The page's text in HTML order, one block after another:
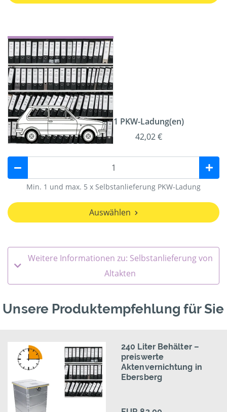
1 PKW-Ladung(en)
42,02 €
Min. 1 und max. 5 x Selbstanlieferung PKW-Ladung
Auswählen
Weitere Informationen zu: Selbstanlieferung von
Altakten
Unsere Produktempfehlung für Sie
240 Liter Behälter –
preiswerte
Aktenvernichtung in
Ebersberg